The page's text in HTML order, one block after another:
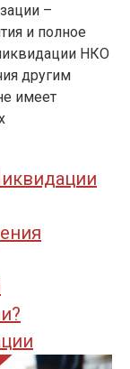
–
и полное
НКО
другим
имеет